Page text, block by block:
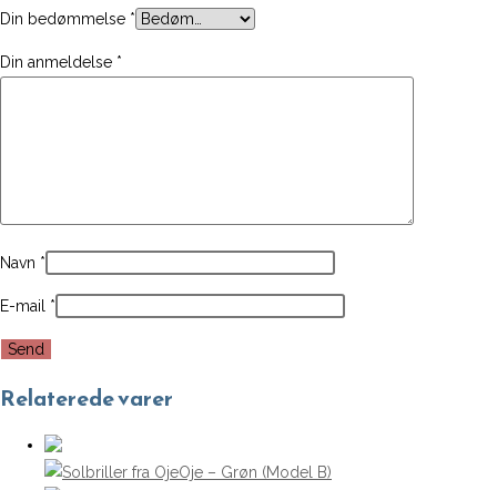
Din bedømmelse *
Din anmeldelse *
Navn *
E-mail *
Relaterede varer